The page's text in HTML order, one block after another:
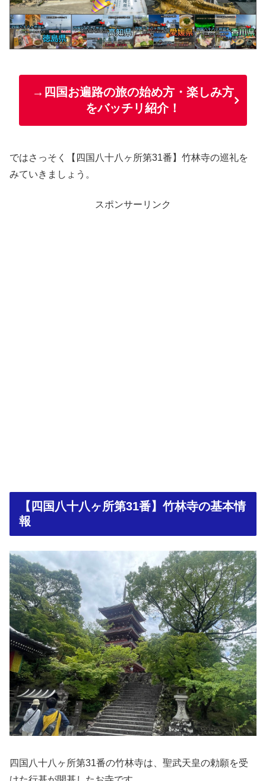
→四国お遍路の旅の始め方・楽しみ方
をバッチリ紹介！
ではさっそく【四国八十八ヶ所第31番】竹林寺の巡礼を
みていきましょう。
スポンサーリンク
【四国八十八ヶ所第31番】竹林寺の基本情
報
四国八十八ヶ所第31番の竹林寺は、聖武天皇の勅願を受